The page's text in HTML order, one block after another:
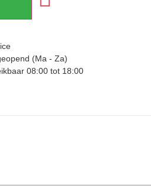
(Ma - Za)
08:00 tot 18:00